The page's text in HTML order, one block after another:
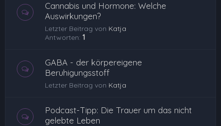
Cannabis und Hormone: Welche
Auswirkungen?
Letzter Beitrag von Katja
Antworten: 1
GABA - der körpereigene
Beruhigungsstoff
Letzter Beitrag von Katja
Podcast-Tipp: Die Trauer um das nicht
gelebte Leben